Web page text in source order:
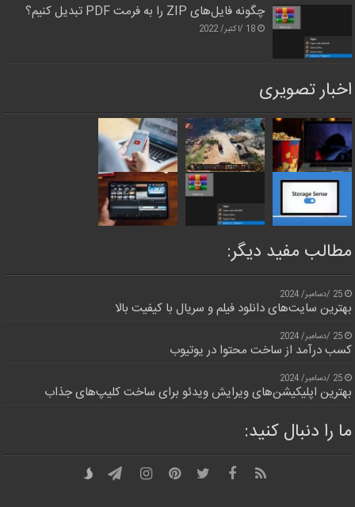
چگونه فایل‌های ZIP را به فرمت PDF تبدیل کنیم؟
18 /اکتبر/ 2022
اخبار تصویری
مطالب مفید دیگر:
25 /دسامبر/ 2024
بهترین سایت‌های دانلود فیلم و سریال با کیفیت بالا
25 /دسامبر/ 2024
کسب درآمد از ساخت محتوا در یوتیوب
25 /دسامبر/ 2024
بهترین اپلیکیشن‌های ویرایش ویدئو برای ساخت کلیپ‌های جذاب
ما را دنبال کنید: